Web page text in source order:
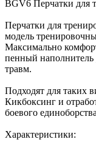
BGV6 Перчатки для
Перчатки для
модель
Максимально
пенный наполнитель
травм.
Подходят для таких
Кикбоксинг и
боевого
Характеристики: